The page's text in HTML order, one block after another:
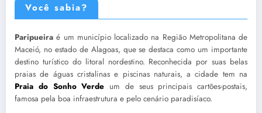
Você sabia?
Paripueira é um município localizado na Região Metropolitana de
Maceió, no estado de Alagoas, que se destaca como um importante
destino turístico do litoral nordestino. Reconhecida por suas belas
praias de águas cristalinas e piscinas naturais, a cidade tem na
Praia do Sonho Verde um de seus principais cartões-postais,
famosa pela boa infraestrutura e pelo cenário paradisíaco.